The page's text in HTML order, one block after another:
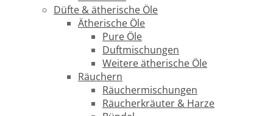
Düfte & ätherische Öle
Ätherische Öle
Pure Öle
Duftmischungen
Weitere ätherische Öle
Räuchern
Räuchermischungen
Räucherkräuter & Harze